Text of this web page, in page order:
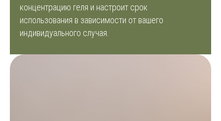
концентрацию геля и настроит срок
использования в зависимости от вашего
индивидуального случая.